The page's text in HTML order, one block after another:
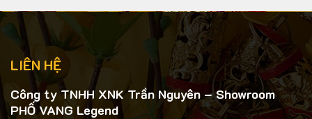
LIÊN HỆ
Công ty TNHH XNK Trần Nguyên – Showroom
PHỐ VANG Legend